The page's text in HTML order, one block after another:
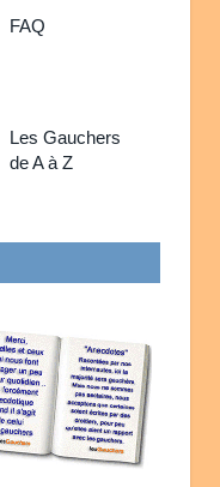
FAQ
Les Gauchers
de A à Z